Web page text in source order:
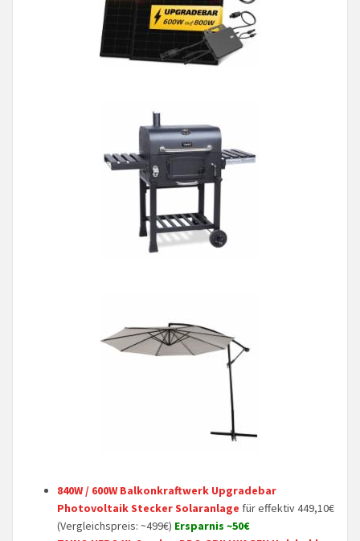
840W / 600W Balkonkraftwerk Upgradebar
Photovoltaik Stecker Solaranlage für effektiv 449,10€
(Vergleichspreis: ~499€) Ersparnis ~50€